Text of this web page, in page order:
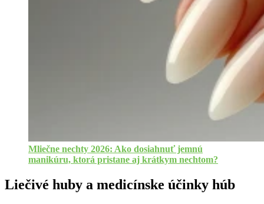
Mliečne nechty 2026: Ako dosiahnuť jemnú
manikúru, ktorá pristane aj krátkym nechtom?
Liečivé huby a medicínske účinky húb